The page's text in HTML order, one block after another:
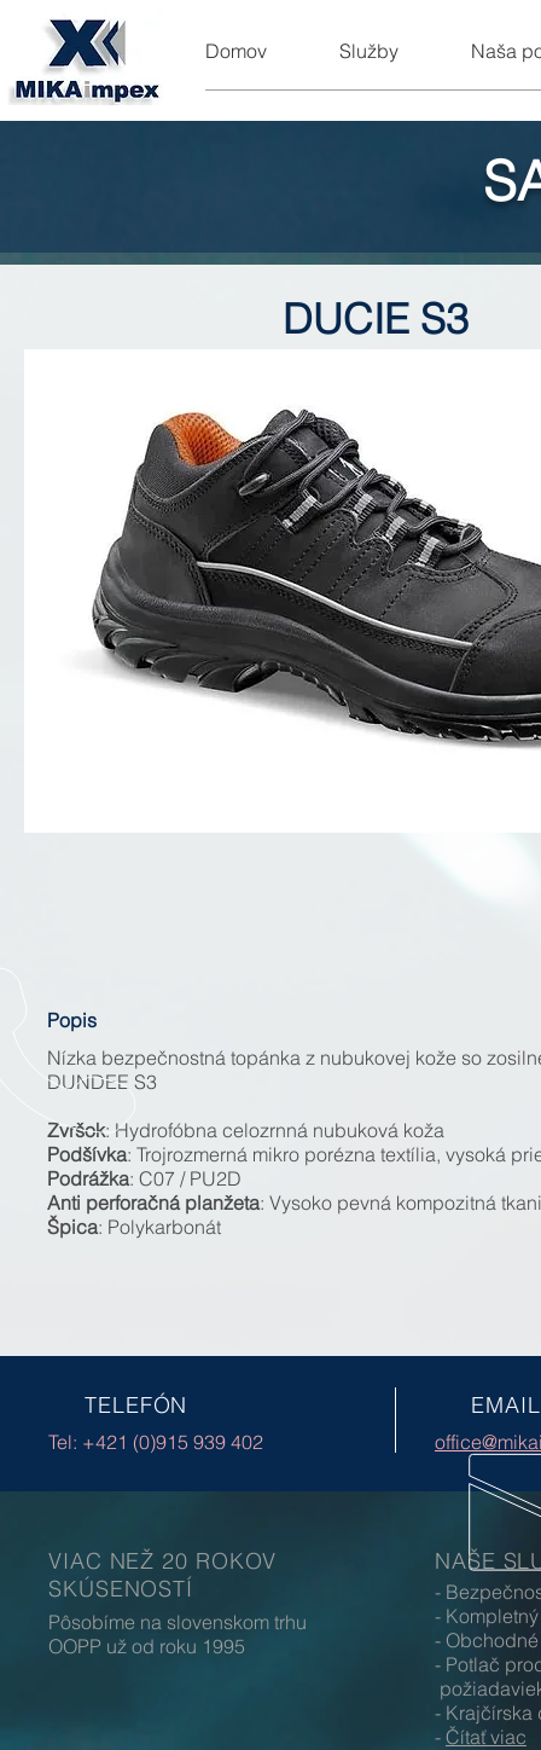
Domov Služby Naša
DUCIE S3
Popis
Nízka bezpečnostná topánka z nubukovej kože so
DUNDEE S3
Zvršok: Hydrofóbna celozrnná nubuková koža
Podšívka: Trojrozmerná mikro porézna textília, vysoká
Podrážka: C07 / PU2D
Anti perforačná planžeta: Vysoko pevná kompozitná
Špica: Polykarbonát
TELEFÓN
Tel: +421 (0)915 939 402
EMAIL
VIAC NEŽ 20 ROKOV
SKÚSENOSTÍ
Pôsobíme na slovenskom trhu
OOPP už od roku 1995
NAŠE
-
-
-
- Potlač
- Krajčírska
- Čítať viac